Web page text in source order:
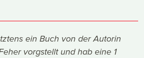
ein Buch von der Autorin
vorgstellt und hab eine 1